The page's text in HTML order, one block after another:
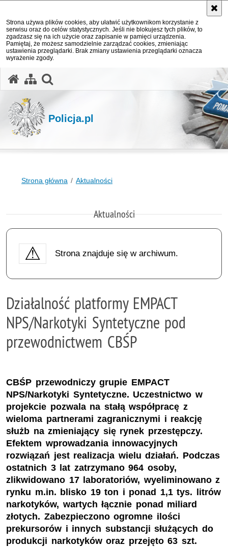
Strona używa plików cookies, aby ułatwić użytkownikom korzystanie z
serwisu oraz do celów statystycznych. Jeśli nie blokujesz tych plików, to
zgadzasz się na ich użycie oraz zapisanie w pamięci urządzenia.
Pamiętaj, że możesz samodzielnie zarządzać cookies, zmieniając
ustawienia przeglądarki. Brak zmiany ustawienia przeglądarki oznacza
wyrażenie zgody.
Policja.pl
Strona główna Aktualności
Aktualności
Strona znajduje się w archiwum.
Działalność platformy EMPACT
NPS/Narkotyki Syntetyczne pod
przewodnictwem CBŚP
CBŚP przewodniczy grupie EMPACT
NPS/Narkotyki Syntetyczne. Uczestnictwo w
projekcie pozwala na stałą współpracę z
wieloma partnerami zagranicznymi i reakcję
służb na zmieniający się rynek przestępczy.
Efektem wprowadzania innowacyjnych
rozwiązań jest realizacja wielu działań. Podczas
ostatnich 3 lat zatrzymano 964 osoby,
zlikwidowano 17 laboratoriów, wyeliminowano z
rynku m.in. blisko 19 ton i ponad 1,1 tys. litrów
narkotyków, wartych łącznie ponad miliard
złotych. Zabezpieczono ogromne ilości
prekursorów i innych substancji służących do
produkcji narkotyków oraz przejęto 63 szt.